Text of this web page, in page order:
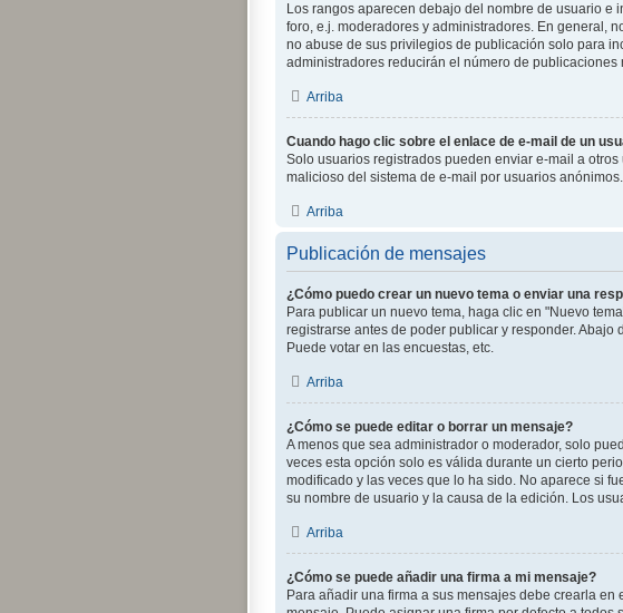
Los rangos aparecen debajo del nombre de usuario e
foro, e.j. moderadores y administradores. En general,
no abuse de sus privilegios de publicación solo para
administradores reducirán el número de
Arriba
Cuando hago clic sobre el enlace de e-mail de un
Solo usuarios registrados pueden enviar e-mail a
malicioso del sistema de e-mail por usuarios anónimos.
Arriba
Publicación de mensajes
¿Cómo puedo crear un nuevo tema o enviar una
Para publicar un nuevo tema, haga clic en "Nuevo
registrarse antes de poder publicar y responder.
Puede votar en las encuestas, etc.
Arriba
¿Cómo se puede editar o borrar un mensaje?
A menos que sea administrador o moderador, solo
veces esta opción solo es válida durante un cierto
modificado y las veces que lo ha sido. No aparece si
su nombre de usuario y la causa de la edición. Los
Arriba
¿Cómo se puede añadir una firma a mi mensaje?
Para añadir una firma a sus mensajes debe crearla